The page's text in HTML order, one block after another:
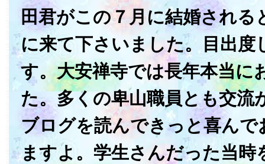
田君がこの７月に結婚される
に来て下さいました。目出度
す。大安禅寺では長年本当に
た。多くの卑山職員とも交流
ブログを読んできっと喜ん
ますよ。学生さんだった当時